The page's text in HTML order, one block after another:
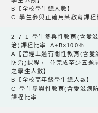
B【全校學生總人數】
C 學生參與正確用藥教育課程
2-7-1 學生參與性教育(含愛
治)課程比率=A÷B×100％
A【曾經上過有關性教育(含愛
防治)課程， 並完成至少五題
之學生人數】
B【全校高年級學生總人數】
C 學生參與性教育(含愛滋病
課程比率